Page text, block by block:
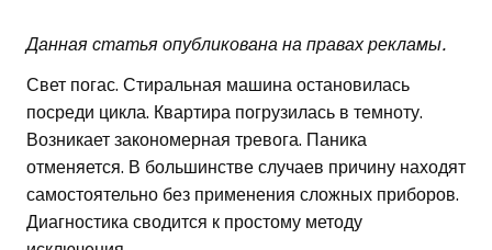
Данная статья опубликована на правах рекламы.
Свет погас. Стиральная машина остановилась
посреди цикла. Квартира погрузилась в темноту.
Возникает закономерная тревога. Паника
отменяется. В большинстве случаев причину находят
самостоятельно без применения сложных приборов.
Диагностика сводится к простому методу